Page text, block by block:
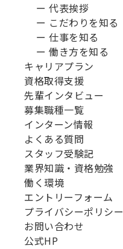
ー 代表挨拶
ー こだわりを知る
ー 仕事を知る
ー 働き方を知る
キャリアプラン
資格取得支援
先輩インタビュー
募集職種一覧
インターン情報
よくある質問
スタッフ受験記
業界知識・資格勉強
働く環境
エントリーフォーム
プライバシーポリシー
お問い合わせ
公式HP